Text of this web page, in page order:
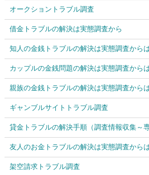
オークショントラブル調査
借金トラブルの解決は実態調査から
知人の金銭トラブルの解決は実態調査から
カップルの金銭問題の解決は実態調査から
親族の金銭トラブルの解決は実態調査から
ギャンブルサイトトラブル調査
貸金トラブルの解決手順（調査情報収集～
友人のお金トラブルの解決は実態調査から
架空請求トラブル調査